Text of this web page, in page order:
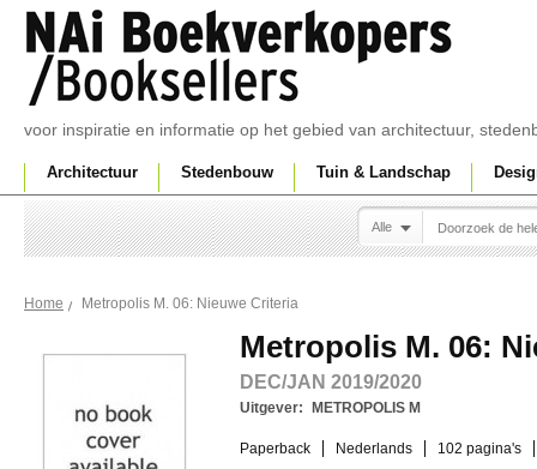
voor inspiratie en informatie op het gebied van architectuur,
Architectuur Stedenbouw Tuin & Landschap
Alle
Home Metropolis M. 06: Nieuwe Criteria
Metropolis M. 06:
DEC/JAN 2019/2020
Uitgever: METROPOLIS M
Paperback Nederlands 102 pagina's